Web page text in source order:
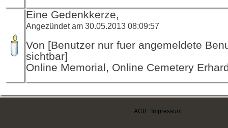
Eine Gedenkkerze,
Angezündet am 30.05.2013 08:09:57
Von [Benutzer nur fuer angemeldete
sichtbar]
Online Memorial, Online Cemetery
AGB Impressum